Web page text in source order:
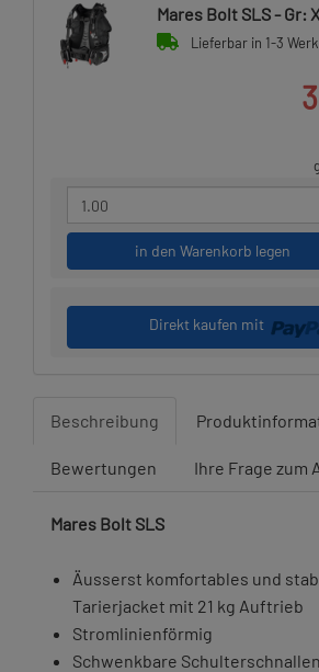
Mares Bolt SLS - Gr:
Lieferbar in 1-3
in den Warenkorb legen
Direkt kaufen mit
Beschreibung
Bewertungen Ihre Frage zum
Mares Bolt SLS
Äusserst komfortables und
Tarierjacket mit 21 kg Auftrieb
Stromlinienförmig
Schwenkbare Schulterschnallen